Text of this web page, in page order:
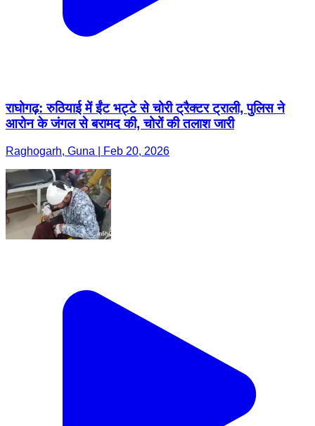
राघोगढ़: रुठियाई में ईंट भट्टे से चोरी ट्रैक्टर ट्राली, पुलिस ने
आरोन के जंगल से बरामद की, चोरों की तलाश जारी
Raghogarh, Guna | Feb 20, 2026